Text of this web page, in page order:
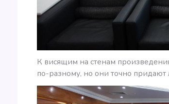
К висящим на стенам
по-разному, но они точно